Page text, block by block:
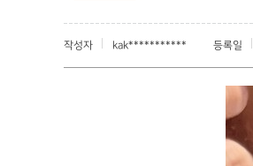
작성자 kak*********** 등록일